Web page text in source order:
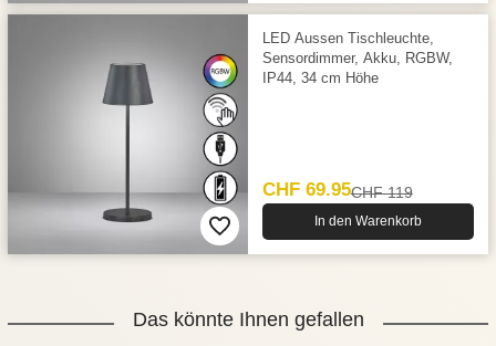
LED Aussen Tischleuchte,
Sensordimmer, Akku, RGBW,
IP44, 34 cm Höhe
CHF 69.95CHF 119
In den Warenkorb
Das könnte Ihnen gefallen